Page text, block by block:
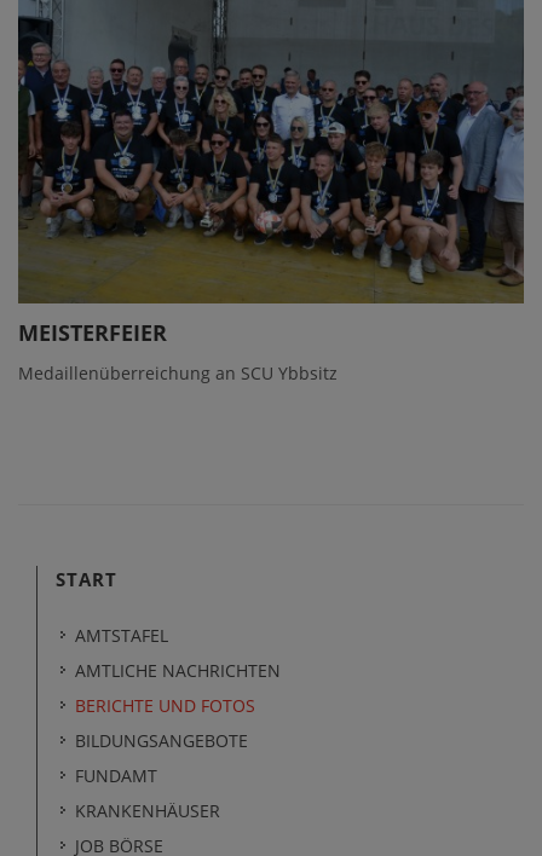
MEISTERFEIER
Medaillenüberreichung an SCU Ybbsitz
BILDUNGSANGEBOTE
FUNDAMT
KRANKENHÄUSER
JOB BÖRSE
LINKS/ADRESSEN
WEBCAM PROCHENBERG
YBBSITZ - IMAGEVIDEO